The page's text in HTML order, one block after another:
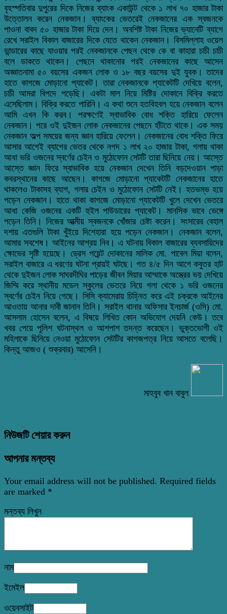
বৃহস্পতিবার দুপুরের দিকে নিজের ব্যাংক একাউন্ট থেকে ১ লাখ ৭০ হাজার টাকা
উত্তোলন করেন নেকজান। ব্যাংকের ভেতরেই নেকজানের এক স্বজনকে
পাওনা বাবদ ৫০ হাজার টাকা দিয়ে দেন। অবশিষ্ট টাকা নিজের ভ্যানেটি ব্যাগে
রেখে সরাইল বিকাল বাজারের দিকে যেতে থাকেন নেকজান। বিসমিল্লাহ ওয়েল
ভান্ডারের কাছে যাওয়ার পরই নেকজানকে পেছন থেকে কে বা কাহারা চাচী চাচী
বলে ডাকতে থাকেন। পেছনে থাকানোর পরই নেকজানের কাছে আসেন
অজ্ঞাতনামা ৫০ বয়সের একজন লোক ও ১৮ বছর বয়সের দুই যুবক। তাদের
হাতে কাগজে মোড়ানো প্যাকেট। তারা নেকজানকে প্যাকেটটি দেখিয়ে বলেন,
চাচী আমরা বিপদে পড়েছি। একটা মাল নিয়ে মিষ্টির দোকানে বিক্রি করতে
এসেছিলাম। বিক্রি করতে পারিনি। এ কথা শুনে হতবিহবল হয়ে নেকজান বলেন
আমি এখন কি করব। পরক্ষণেই স্বাভাবিক বোধ শক্তি হারিয়ে ফেলেন
নেকজান। পরে ওই দুইজন লোক নেকজানের পেছনে হাঁটতে থাকে। এক সময়
নেকজান অল্প সময়ের জন্য জ্ঞান হারিয়ে ফেলেন। নেকজানের বোধ শক্তি ফিরে
আসার আগেই ব্যাগের ভেতর থেকে নগদ ১ লাখ ২০ হাজার টাকা, গলায় থাকা
আধা ভরি ওজনের স্বর্ণের চেইন ও মুঠোফোন সেটটি তারা ছিনিয়ে নেয়। আস্তে
আস্তে জ্ঞান ফিরে স্বাভাবিক হয়ে নেকজান দেখেন তিনি বড়দেওয়ান পাড়া
কবরস্থানের কাছে আছেন। কাগজে মোড়ানো প্যাকেটটি নেকজানের হাতে
থাকলেও টাকাসহ ব্যাগ, গলার চেইন ও মুঠোফোন সেটটি নেই। হতভম্ভ হয়ে
পড়েন নেকজান। হাতে থাকা কাগজে মোড়ানো প্যাকেটটি খুলে দেখেন ভেতরে
আধা কেজি ওজনের একটি হুইল পাউডারের প্যাকেট। মানসিক ভাবে ভেঙ্গে
পড়েন তিনি। নিজের আত্মীয় স্বজনকে খোঁজার চেষ্টা করেন। সংসারের বেহাল
দশায় এতগুলি টাকা খুঁইয়ে দিশেহারা হয়ে পড়েন নেকজান। নেকজান বলেন,
আমার সবশেষ। আইনের আশ্রয় নিব। এ ঘটনায় বিকাল বাজারের ব্যবসায়িদের
ক্ষোভের সৃষ্টি হয়েছে। ড্রেস পয়েন্ট দোকানের মালিক মো. পাবেল মিয়া বলেন,
সরাইল বাজারে এ ধরণের ঘটনা প্রায়ই ঘটছে। গত ৪/৫ দিন আগে কবুতর হাট
থেকে দুইজন লোক সাঘরদীঘির পাড়ের জীবন মিয়ার আম্মাকে অস্ত্রের ভয় দেখিয়ে
জিম্মি করে স্থানীয় মডেল স্কুলের ভেতরে নিয়ে গলা থেকে ১ ভরি ওজনের
স্বর্ণের চেইন নিয়ে গেছে। সিসি ক্যামেরায় চিহ্নিত করে এই চক্রকে আইনের
আওতায় আনার দাবী জানান তিনি। সরাইল থানার অফিসার ইনচার্জ (ওসি) মো.
আসলাম হোসেন বলেন, এ বিষয়ে লিখিত কোন অভিযোগ দেয়নি কেউ। তবে
খবর পেয়ে পুলিশ ঘটনাস্থল ও আশপাশ তদন্ত করেছেন। ভুক্তভোগী ওই
মহিলাকে ছিনিয়ে নেওয়া মুঠোফোন সেটটির কাগজপত্র নিয়ে আসতে বলেছি।
কিন্তু আজও ( শুক্রবার) আসেনি।
মাহবুব খান বাবুল
নিউজটি শেয়ার করুন
আপনার মন্তব্য
Your email address will not be published. Required fields
are marked *
মন্তব্য লিখুন
নাম
ইমেইল
ওয়েবসাইট